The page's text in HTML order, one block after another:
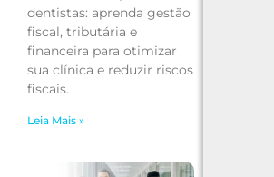
dentistas: aprenda gestão
fiscal, tributária e
financeira para otimizar
sua clínica e reduzir riscos
fiscais.
Leia Mais »